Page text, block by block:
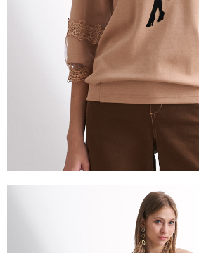
１．透過由恩沛科技股份有限公司提供之「
易，需依本服務之必要範圍內提供個人資料，並
權轉讓予恩沛科技股份有限公司。
２．關於個人資料處理事宜，請瀏覽以下網址：
https://aftee.tw/terms/#terms3
３．未成年的使用者請事先徵得法定代理人或監
「AFTEE先享後付」，若未經同意申辦者引起之
４．使用「AFTEE先享後付」時，將依據個別帳
時審查核予不同之上限額度；若仍有額度不足之
請求用戶進行身份認證。
５．嚴禁一人註冊多個帳號或使用他人資訊註冊